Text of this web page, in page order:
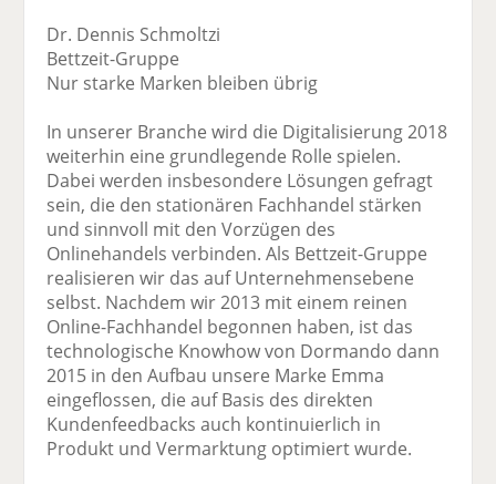
Dr. Dennis Schmoltzi
Bettzeit-Gruppe
Nur starke Marken bleiben übrig
In unserer Branche wird die Digitalisierung 2018
weiterhin eine grundlegende Rolle spielen.
Dabei werden insbesondere Lösungen gefragt
sein, die den stationären Fachhandel stärken
und sinnvoll mit den Vorzügen des
Onlinehandels verbinden. Als Bettzeit-Gruppe
realisieren wir das auf Unternehmensebene
selbst. Nachdem wir 2013 mit einem reinen
Online-Fachhandel begonnen haben, ist das
technologische Knowhow von Dormando dann
2015 in den Aufbau unsere Marke Emma
eingeflossen, die auf Basis des direkten
Kundenfeedbacks auch kontinuierlich in
Produkt und Vermarktung optimiert wurde.